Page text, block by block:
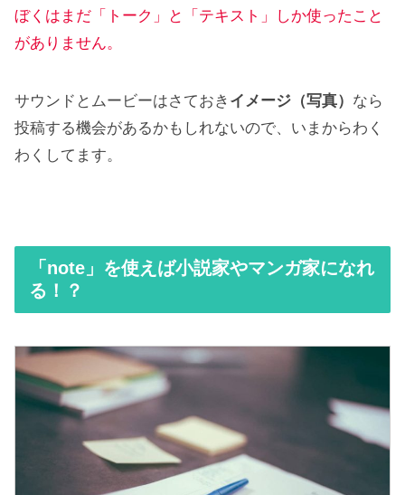
ぼくはまだ「トーク」と「テキスト」しか使ったこと
がありません。
サウンドとムービーはさておき イメージ（写真） なら
投稿する機会があるかもしれないので、いまからわく
わくしてます。
「note」を使えば小説家やマンガ家になれ
る！？